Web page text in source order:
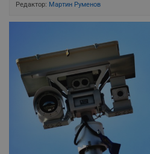
Редактор: Мартин Руменов